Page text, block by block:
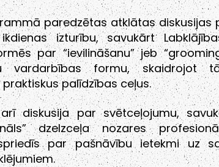
paredzētas atklātas diskusijas
izturību, savukārt
par “ievilināšanu” jeb
vardarbības formu, skaidrojot
palīdzības ceļus.
diskusija par svētceļojumu,
dzelzceļa nozares
par pašnāvību ietekmi uz